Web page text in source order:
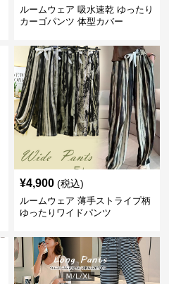
ルームウェア 吸水速乾 ゆったり
カーゴパンツ 体型カバー
¥4,900 (税込)
ルームウェア 薄手ストライプ柄
ゆったりワイドパンツ